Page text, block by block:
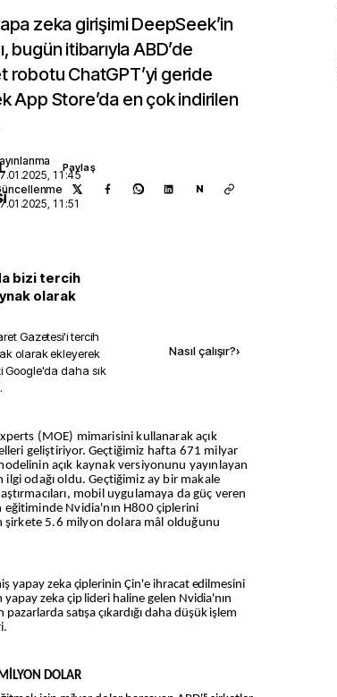
zeka girişimi DeepSeek’in
bugün itibarıyla ABD’de
robotu ChatGPT’yi geride
App Store’da en çok indirilen
11:45
11:51
Paylaş
N
bizi tercih
olarak
Gazetesi'i tercih
olarak ekleyerek
Google'da daha sık
Nasıl çalışır?›
geliştiriyor. Geçtiğimiz hafta 671 milyar
açık kaynak versiyonunu yayınlayan
ilgi odağı oldu. Geçtiğimiz ay bir makale
mobil uygulamaya da güç veren
eğitiminde Nvidia'nın H800 çiplerini
şirkete 5.6 milyon dolara mâl olduğunu
yapay zeka çiplerinin Çin'e ihracat edilmesini
yapay zeka çip lideri haline gelen Nvidia'nın
satışa çıkardığı daha düşük işlem
DOLAR